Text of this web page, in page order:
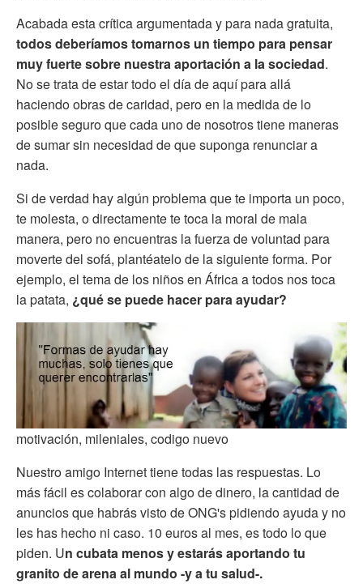
Acabada esta crítica argumentada y para nada gratuita,
todos deberíamos tomarnos un tiempo para pensar
muy fuerte sobre nuestra aportación a la sociedad.
No se trata de estar todo el día de aquí para allá
haciendo obras de caridad, pero en la medida de lo
posible seguro que cada uno de nosotros tiene maneras
de sumar sin necesidad de que suponga renunciar a
nada.
Si de verdad hay algún problema que te importa un poco,
te molesta, o directamente te toca la moral de mala
manera, pero no encuentras la fuerza de voluntad para
moverte del sofá, plantéatelo de la siguiente forma. Por
ejemplo, el tema de los niños en África a todos nos toca
la patata, ¿qué se puede hacer para ayudar?
motivación, mileniales, codigo nuevo
Nuestro amigo Internet tiene todas las respuestas. Lo
más fácil es colaborar con algo de dinero, la cantidad de
anuncios que habrás visto de ONG's pidiendo ayuda y no
les has hecho ni caso. 10 euros al mes, es todo lo que
piden. Un cubata menos y estarás aportando tu
granito de arena al mundo -y a tu salud-.